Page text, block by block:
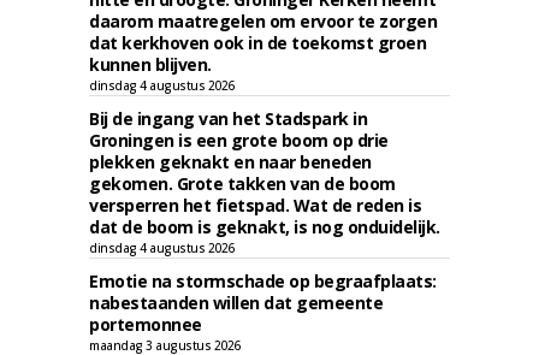
daarom maatregelen om ervoor te zorgen
dat kerkhoven ook in de toekomst groen
kunnen blijven.
dinsdag 4 augustus 2026
Bij de ingang van het Stadspark in
Groningen is een grote boom op drie
plekken geknakt en naar beneden
gekomen. Grote takken van de boom
versperren het fietspad. Wat de reden is
dat de boom is geknakt, is nog onduidelijk.
dinsdag 4 augustus 2026
Emotie na stormschade op begraafplaats:
nabestaanden willen dat gemeente
portemonnee
maandag 3 augustus 2026